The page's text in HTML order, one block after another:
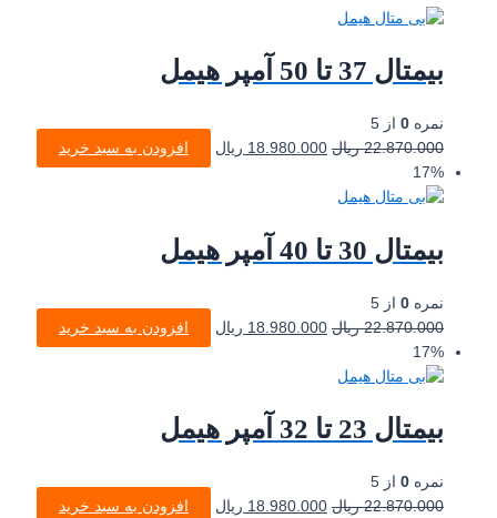
بیمتال 37 تا 50 آمپر هیمل
نمره 0 از 5
22.870.000 ریال 18.980.000 ریال
افزودن به سبد خرید
17%
بیمتال 30 تا 40 آمپر هیمل
نمره 0 از 5
22.870.000 ریال 18.980.000 ریال
افزودن به سبد خرید
17%
بیمتال 23 تا 32 آمپر هیمل
نمره 0 از 5
22.870.000 ریال 18.980.000 ریال
افزودن به سبد خرید